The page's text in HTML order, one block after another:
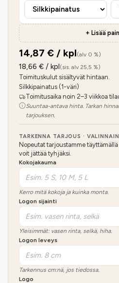
+ Lisää
14,87 € / kpl(alv 0 %)
18,66 € / kpl(sis. alv 25,5 %)
Toimituskulut sisältyvät hintaan.
Silkkipainatus (1-väri)
Toimitusaika noin 2–3 viikkoa
Suuntaa-antava hinta. Tarkan
tarjouksen.
TARKENNA TARJOUS ·
Nopeutat tarjoustamme
voit jättää tyhjäksi.
Kokojakauma
Kerro mitä kokoja ja kuinka monta.
Logon sijainti
Yleisimmät: vasen rinta, selkä, hiha.
Logon leveys
Tarkennus cm:nä, jos tiedossa.
Logo